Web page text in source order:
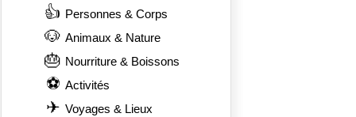
👍 Personnes & Corps
🐶 Animaux & Nature
🎂 Nourriture & Boissons
⚽ Activités
✈ Voyages & Lieux